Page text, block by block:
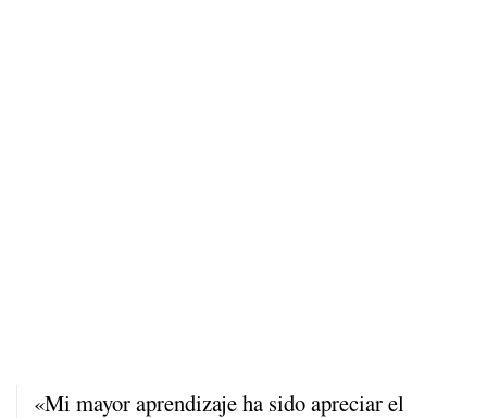
«Mi mayor aprendizaje ha sido apreciar el